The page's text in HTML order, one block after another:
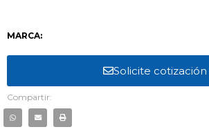
MARCA:
Solicite cotización
Compartir: